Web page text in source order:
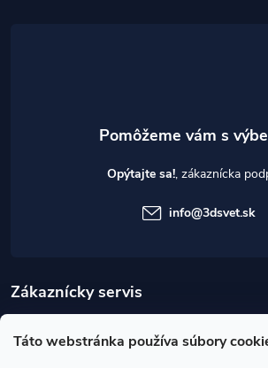
Táto webstránka používa súbory
Zákaznícky servis
Užitočné informácie
Opýtajte sa!
info@3dsvet.sk